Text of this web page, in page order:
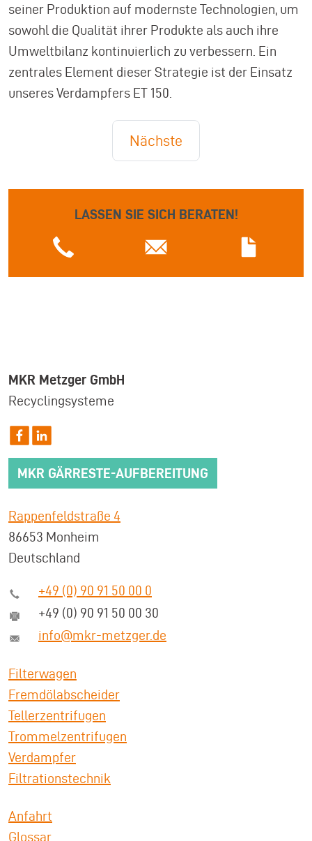
seiner Produktion auf modernste Technologien, um
sowohl die Qualität ihrer Produkte als auch ihre
Umweltbilanz kontinuierlich zu verbessern. Ein
zentrales Element dieser Strategie ist der Einsatz
unseres Verdampfers ET 150.
Nächste
LASSEN SIE SICH BERATEN!
MKR Metzger GmbH
Recyclingsysteme
MKR GÄRRESTE-AUFBEREITUNG
Rappenfeldstraße 4
86653 Monheim
Deutschland
+49 (0) 90 91 50 00 0
+49 (0) 90 91 50 00 30
info@mkr-metzger.de
Filterwagen
Fremdölabscheider
Tellerzentrifugen
Trommelzentrifugen
Verdampfer
Filtrationstechnik
Anfahrt
Glossar